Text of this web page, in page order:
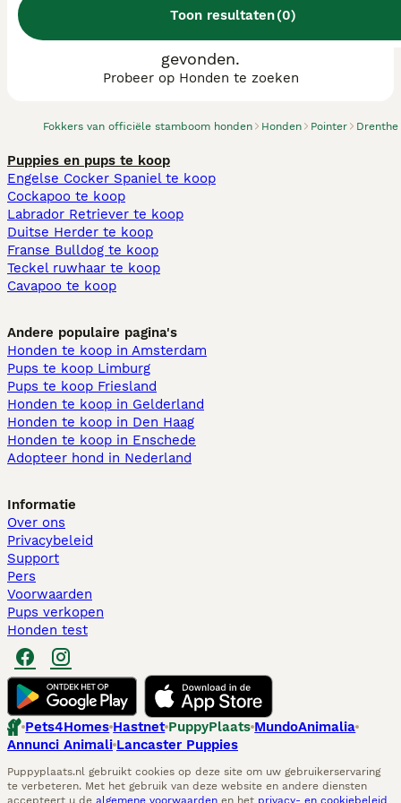
Toon resultaten(0)
Fokkers van officiële stamboom honden Honden Pointer Drenthe
We hebben 0 Pointer fokkers, Coevorden
gevonden.
Probeer op Honden te zoeken
Puppies en pups te koop
Engelse Cocker Spaniel te koop
Cockapoo te koop
Labrador Retriever te koop
Duitse Herder te koop
Franse Bulldog te koop
Teckel ruwhaar te koop
Cavapoo te koop
Andere populaire pagina's
Honden te koop in Amsterdam
Pups te koop Limburg​
Pups te koop Friesland​
Honden te koop in Gelderland
Honden te koop in Den Haag
Honden te koop in Enschede
Adopteer hond in Nederland
Informatie
Over ons
Privacybeleid
Support
Pers
Voorwaarden
Pups verkopen
Honden test
Pets4Homes Hastnet PuppyPlaats MundoAnimalia
Annunci Animali Lancaster Puppies
Puppyplaats.nl gebruikt cookies op deze site om uw gebruikerservaring
te verbeteren. Met het gebruik van deze website en andere diensten
accepteert u de algemene voorwaarden en het privacy- en cookiebeleid